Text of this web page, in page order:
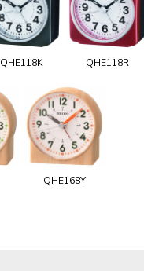
QHE118K QHE118R
QHE168Y